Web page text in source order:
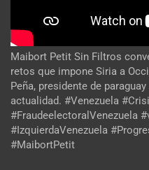
Maibort Petit Sin Filtros
retos que impone Siria a
Peña, presidente de
actualidad. #Venezuela
#FraudeelectoralVenezuela
#IzquierdaVenezuela
#MaibortPetit